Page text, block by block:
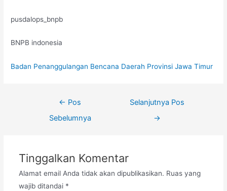
pusdalops_bnpb
BNPB indonesia
Badan Penanggulangan Bencana Daerah Provinsi Jawa Timur
← Pos
Sebelumnya
Selanjutnya Pos
→
Tinggalkan Komentar
Alamat email Anda tidak akan dipublikasikan. Ruas yang
wajib ditandai *